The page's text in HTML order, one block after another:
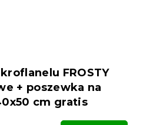
FROSTY
+ poszewka na
cm gratis